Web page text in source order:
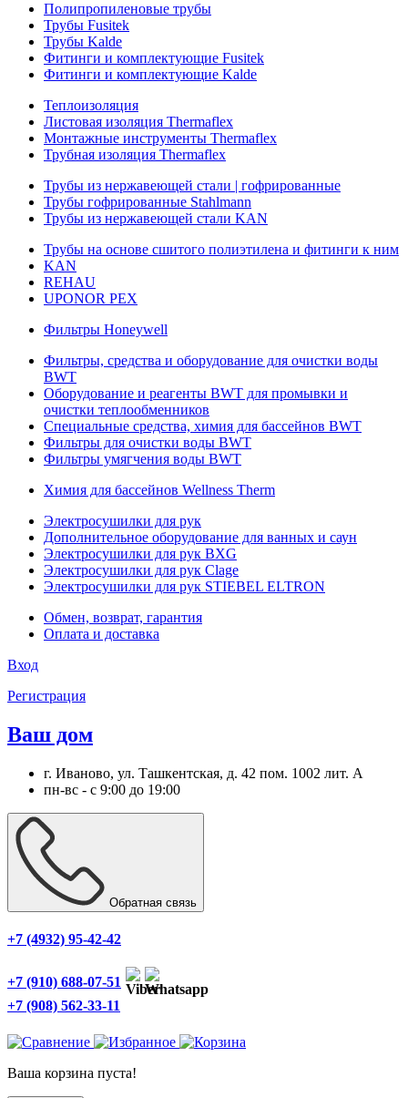
Полипропиленовые трубы
Трубы Fusitek
Трубы Kalde
Фитинги и комплектующие Fusitek
Фитинги и комплектующие Kalde
Теплоизоляция
Листовая изоляция Thermaflex
Монтажные инструменты Thermaflex
Трубная изоляция Thermaflex
Трубы из нержавеющей стали | гофрированные
Трубы гофрированные Stahlmann
Трубы из нержавеющей стали KAN
Трубы на основе сшитого полиэтилена и фитинги к ним
KAN
REHAU
UPONOR PEX
Фильтры Honeywell
Фильтры, средства и оборудование для очистки воды
BWT
Оборудование и реагенты BWT для промывки и
очистки теплообменников
Специальные средства, химия для бассейнов BWT
Фильтры для очистки воды BWT
Фильтры умягчения воды BWT
Химия для бассейнов Wellness Therm
Электросушилки для рук
Дополнительное оборудование для ванных и саун
Электросушилки для рук BXG
Электросушилки для рук Clage
Электросушилки для рук STIEBEL ELTRON
Обмен, возврат, гарантия
Оплата и доставка
Вход
Регистрация
Ваш дом
г. Иваново, ул. Ташкентская, д. 42 пом. 1002 лит. А
пн-вс - с 9:00 до 19:00
Обратная связь
+7 (4932) 95-42-42
+7 (910) 688-07-51
+7 (908) 562-33-11
Ваша корзина пуста!